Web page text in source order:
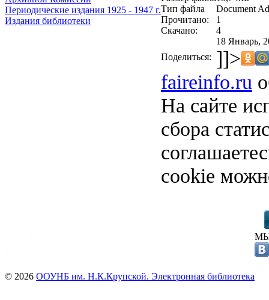
Периодические издания 1925 - 1947 г.
Издания библиотеки
Тип файла
Document
Прочитано:
1
Скачано:
4
18 Январь,
Поделиться: ]]>
faireinfo.ru
На сайте
сбора
cookie
© 2026 ООУНБ им. Н.К.Крупской. Электронная библиотека